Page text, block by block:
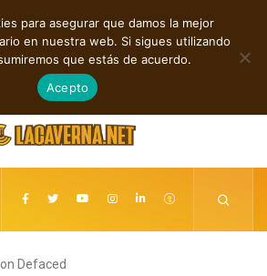
TENDENCIAS
folk, rock y pop
Cuatro lanzamientos
agosto 8, 2026
Defaced
para asegurar que damos la mejor
en nuestra web. Si sigues utilizando
que estás de acuerdo.
Acepto